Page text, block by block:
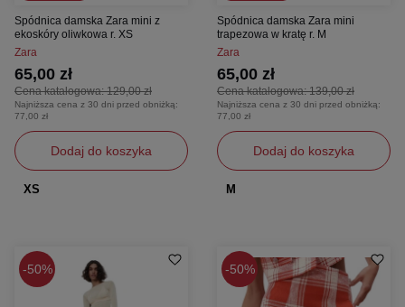
Spódnica damska Zara mini z
ekoskóry oliwkowa r. XS
Zara
Cena katalogowa:129,00 zł
65,00 zł
Najniższa cena z 30 dni przed obniżką:
77,00 zł
Dodaj do koszyka
XS
Spódnica damska Zara mini
trapezowa w kratę r. M
Zara
Cena katalogowa:139,00 zł
65,00 zł
Najniższa cena z 30 dni przed obniżką:
77,00 zł
Dodaj do koszyka
M
50% 50%